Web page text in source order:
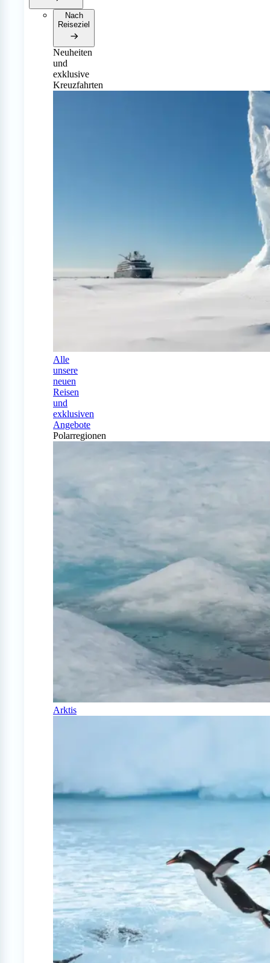
Nach
Reiseziel
Neuheiten
und
exklusive
Kreuzfahrten
Alle
unsere
neuen
Reisen
und
exklusiven
Angebote
Polarregionen
Arktis